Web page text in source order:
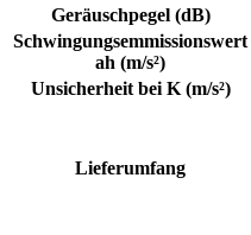
Geräuschpegel (dB)
Schwingungsemmissionswert
ah (m/s²)
Unsicherheit bei K (m/s²)
Lieferumfang